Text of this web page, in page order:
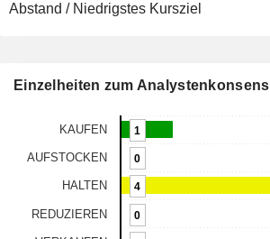
Abstand / Niedrigstes Kursziel
Einzelheiten zum Analystenkonsens